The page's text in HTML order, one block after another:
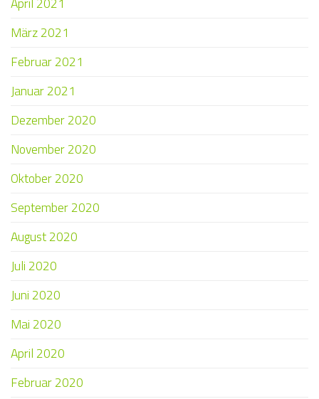
März 2021
Februar 2021
Januar 2021
Dezember 2020
November 2020
Oktober 2020
September 2020
August 2020
Juli 2020
Juni 2020
Mai 2020
April 2020
Februar 2020